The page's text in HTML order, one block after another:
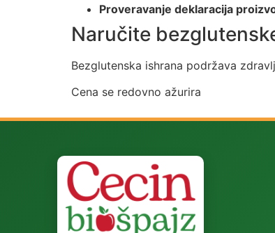
Proveravanje deklaracija
Naručite
Bezglutenska ishrana podržava
Cena se redovno ažurira